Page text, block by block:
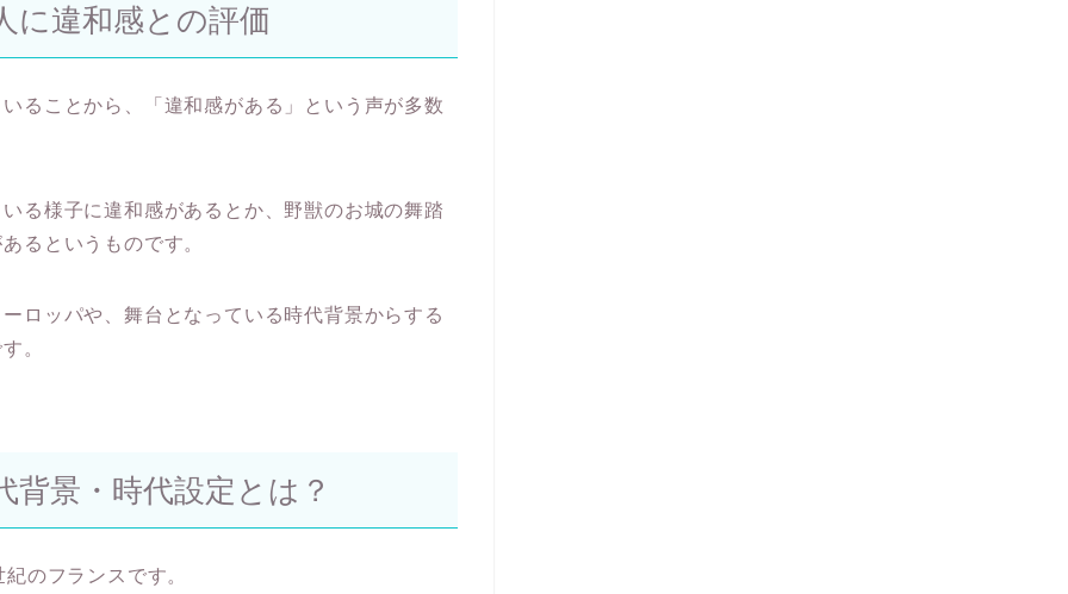
に違和感との評価
ることから、「違和感がある」という声が多数
る様子に違和感があるとか、野獣のお城の舞踏
るというものです。
ロッパや、舞台となっている時代背景からする
。
背景・時代設定とは？
のフランスです。